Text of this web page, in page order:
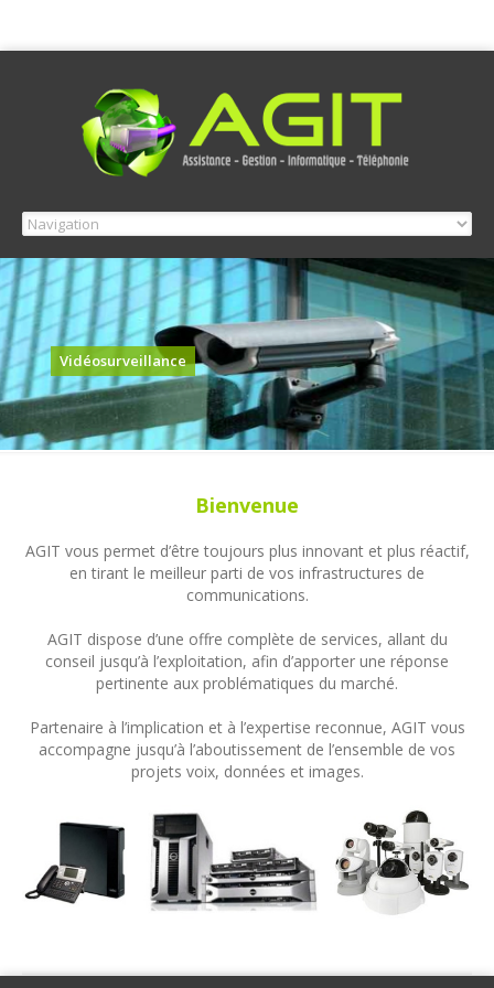
Vidéosurveillance
Bienvenue
AGIT vous permet d’être toujours plus innovant et plus réactif,
en tirant le meilleur parti de vos infrastructures de
communications.
AGIT dispose d’une offre complète de services, allant du
conseil jusqu’à l’exploitation, afin d’apporter une réponse
pertinente aux problématiques du marché.
Partenaire à l’implication et à l’expertise reconnue, AGIT vous
accompagne jusqu’à l’aboutissement de l’ensemble de vos
projets voix, données et images.